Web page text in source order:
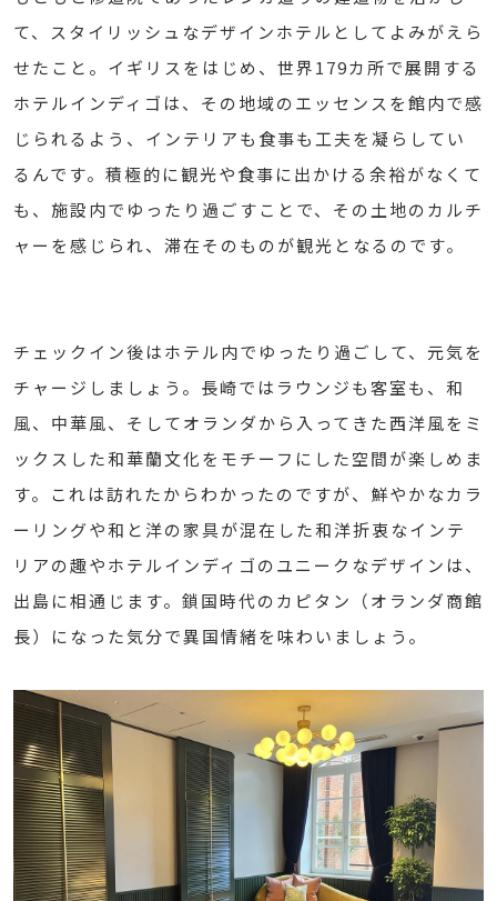
て、スタイリッシュなデザインホテルとしてよみがえら
せたこと。イギリスをはじめ、世界179カ所で展開する
ホテルインディゴは、その地域のエッセンスを館内で感
じられるよう、インテリアも食事も工夫を凝らしてい
るんです。積極的に観光や食事に出かける余裕がなくて
も、施設内でゆったり過ごすことで、その土地のカルチ
ャーを感じられ、滞在そのものが観光となるのです。
チェックイン後はホテル内でゆったり過ごして、元気を
チャージしましょう。長崎ではラウンジも客室も、和
風、中華風、そしてオランダから入ってきた西洋風をミ
ックスした和華蘭文化をモチーフにした空間が楽しめま
す。これは訪れたからわかったのですが、鮮やかなカラ
ーリングや和と洋の家具が混在した和洋折衷なインテ
リアの趣やホテルインディゴのユニークなデザインは、
出島に相通じます。鎖国時代のカピタン（オランダ商館
長）になった気分で異国情緒を味わいましょう。